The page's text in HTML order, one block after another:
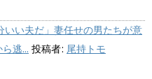
いい夫だ」妻任せの男たちが意
逃... 投稿者: 尾持トモ